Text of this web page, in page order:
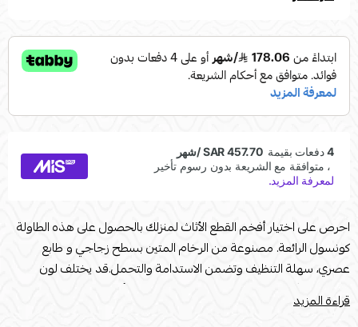
احرص على اختيار أفخم القطع الأثاث لمنزلك بالحصول على هذه الطاولة
كونسول الرائعة. مصنوعة من الرخام المتين بسطح زجاجي و طابع
عصري، سهلة التنظيف وتضمن الاستدامة والتحمل.قد يختلف لون
المنتج قليلاً بسبب مصادر الإضاءة الفوتوغرافية أو إعدادات شاشتك.
تستخدم صور المنتج المرفقة في أغراض التوضيح فقطالقياسات :الطول :
قراءة المزيد